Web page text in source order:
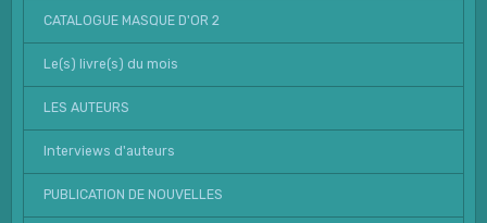
CATALOGUE MASQUE D'OR 2
Le(s) livre(s) du mois
LES AUTEURS
Interviews d'auteurs
PUBLICATION DE NOUVELLES